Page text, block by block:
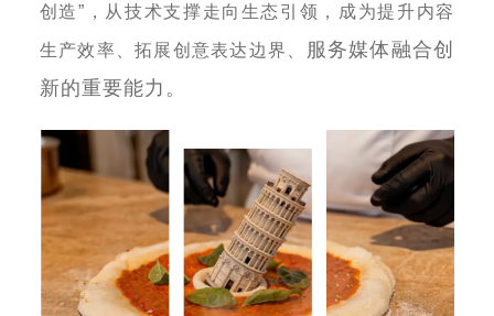
创造” ，从技术支撑走向生态引领，成为提升内容
生产效率、拓展创意表达边界、
服务媒体融合创
新的重要能力。